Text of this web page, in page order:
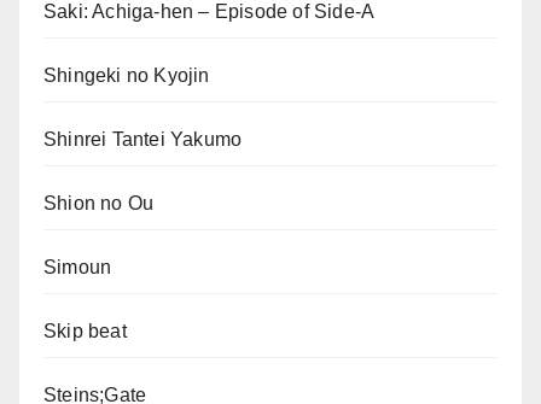
Saki: Achiga-hen – Episode of Side-A
Shingeki no Kyojin
Shinrei Tantei Yakumo
Shion no Ou
Simoun
Skip beat
Steins;Gate